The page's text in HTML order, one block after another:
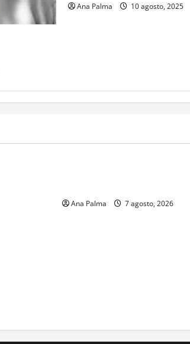
Ana Palma 10 agosto, 2025
Ana Palma 7 agosto, 2026